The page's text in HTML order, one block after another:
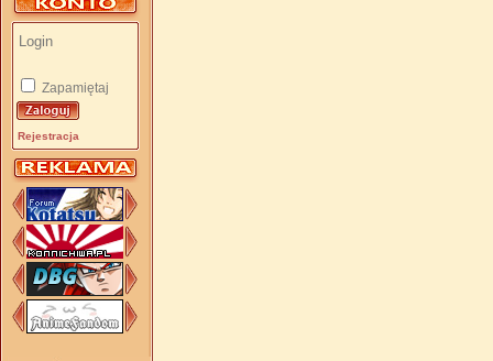
Zapamiętaj
Rejestracja